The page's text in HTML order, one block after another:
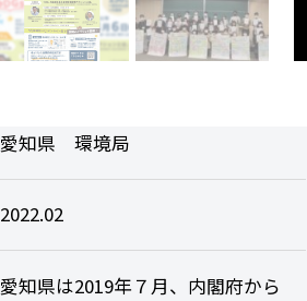
愛知県 環境局
2022.02
愛知県は2019年７月、内閣府から